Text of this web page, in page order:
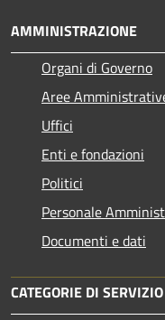
AMMINISTRAZIONE
Organi di Governo
Aree
Uffici
Enti e fondazioni
Politici
Personale
Documenti e dati
CATEGORIE DI SERVIZIO